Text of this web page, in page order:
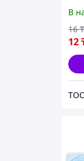
В
12
16